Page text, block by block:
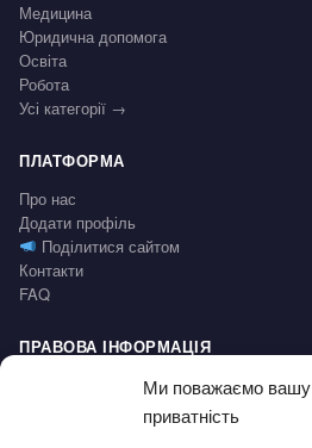
Ми поважаємо вашу
приватність
Медицина
Юридична допомога
Освіта
Робота
Усі категорії →
ПЛАТФОРМА
Про нас
Додати профіль
Поділитися сайтом
Контакти
FAQ
ПРАВОВА ІНФОРМАЦІЯ
Політика конфіденційності / Datenschutz
Умови користування / AGB